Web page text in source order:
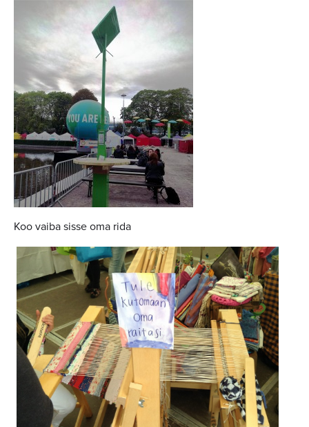
Koo vaiba sisse oma rida